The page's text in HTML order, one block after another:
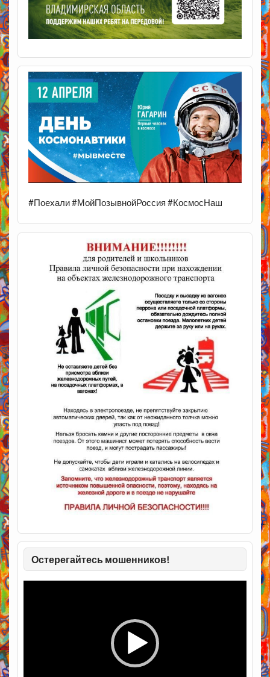
#Поехали #МойПозывнойРоссия #КосмосНаш
Остерегайтесь мошенников!
Видеоплеер